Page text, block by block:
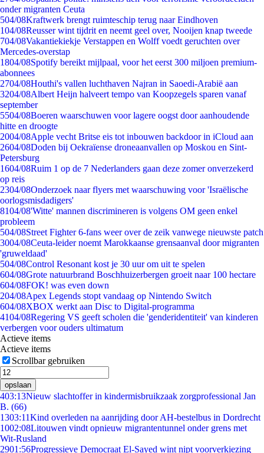
onder migranten Ceuta
504/08Kraftwerk brengt ruimteschip terug naar Eindhoven
104/08Reusser wint tijdrit en neemt geel over, Nooijen knap tweede
704/08Vakantiekiekje Verstappen en Wolff voedt geruchten over
Mercedes-overstap
1804/08Spotify bereikt mijlpaal, voor het eerst 300 miljoen premium-
abonnees
2704/08Houthi's vallen luchthaven Najran in Saoedi-Arabië aan
3204/08Albert Heijn halveert tempo van Koopzegels sparen vanaf
september
5504/08Boeren waarschuwen voor lagere oogst door aanhoudende
hitte en droogte
2004/08Apple vecht Britse eis tot inbouwen backdoor in iCloud aan
2604/08Doden bij Oekraïense droneaanvallen op Moskou en Sint-
Petersburg
1604/08Ruim 1 op de 7 Nederlanders gaan deze zomer onverzekerd
op reis
2304/08Onderzoek naar flyers met waarschuwing voor 'Israëlische
oorlogsmisdadigers'
8104/08'Witte' mannen discrimineren is volgens OM geen enkel
probleem
504/08Street Fighter 6-fans weer over de zeik vanwege nieuwste patch
3004/08Ceuta-leider noemt Marokkaanse grensaanval door migranten
'gruweldaad'
504/08Control Resonant kost je 30 uur om uit te spelen
604/08Grote natuurbrand Boschhuizerbergen groeit naar 100 hectare
604/08FOK! was even down
204/08Apex Legends stopt vandaag op Nintendo Switch
604/08XBOX werkt aan Disc to Digital-programma
4104/08Regering VS geeft scholen die 'genderidentiteit' van kinderen
verbergen voor ouders ultimatum
Actieve items
Actieve items
Scrollbar gebruiken
opslaan
403:13Nieuw slachtoffer in kindermisbruikzaak zorgprofessional Jan
B. (66)
1303:11Kind overleden na aanrijding door AH-bestelbus in Dordrecht
1002:08Litouwen vindt opnieuw migrantentunnel onder grens met
Wit-Rusland
2901:56Progressieve Democraat El-Sayed wint nipt voorverkiezing